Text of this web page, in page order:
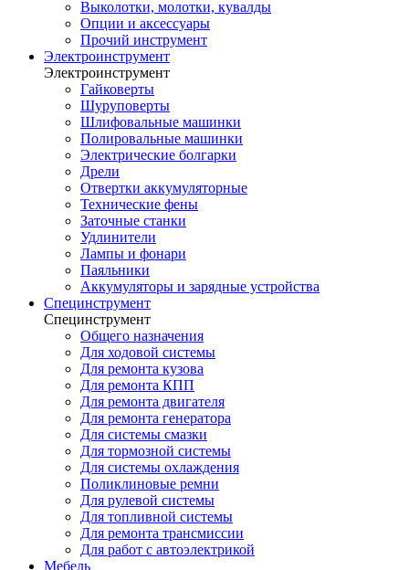
Выколотки, молотки, кувалды
Опции и аксессуары
Прочий инструмент
Электроинструмент
Электроинструмент
Гайковерты
Шуруповерты
Шлифовальные машинки
Полировальные машинки
Электрические болгарки
Дрели
Отвертки аккумуляторные
Технические фены
Заточные станки
Удлинители
Лампы и фонари
Паяльники
Аккумуляторы и зарядные устройства
Специнструмент
Специнструмент
Общего назначения
Для ходовой системы
Для ремонта кузова
Для ремонта КПП
Для ремонта двигателя
Для ремонта генератора
Для системы смазки
Для тормозной системы
Для системы охлаждения
Поликлиновые ремни
Для рулевой системы
Для топливной системы
Для ремонта трансмиссии
Для работ с автоэлектрикой
Мебель